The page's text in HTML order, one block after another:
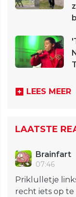
LEES MEER
LAATSTE
Brainfart
07:46
Priklulletje
recht iets op te